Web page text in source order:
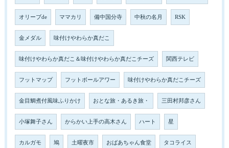
オリーブde ママカリ 備中国分寺 中秋の名月 RSK
金メダル 味付けやわらか真だこ
味付けやわらか真だこ＆味付けやわらか真だこチーズ 関西テレビ
フットマップ フットボールアワー 味付けやわらか真だこチーズ
金目鯛煮付風味ふりかけ おとな旅・あるき旅・ 三田村邦彦さん
小塚舞子さん からかい上手の高木さん ハート 星
カルガモ 鳩 土曜夜市 おばあちゃん食堂 タコライス